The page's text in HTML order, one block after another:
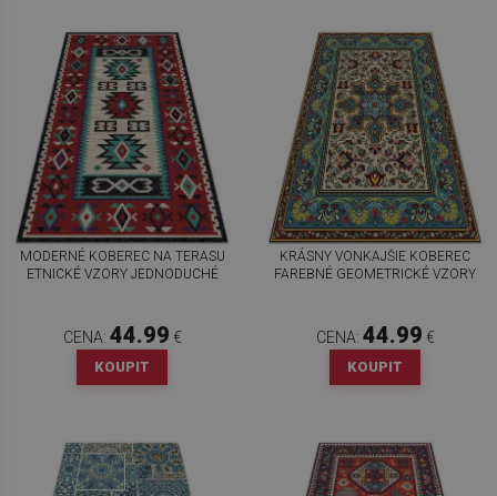
MODERNÉ KOBEREC NA TERASU
ETNICKÉ VZORY JEDNODUCHÉ
CENA: 44.99 €
KOUPIT
KRÁSNY VONKAJŠIE KOBEREC
FAREBNÉ GEOMETRICKÉ VZORY
CENA: 44.99 €
KOUPIT